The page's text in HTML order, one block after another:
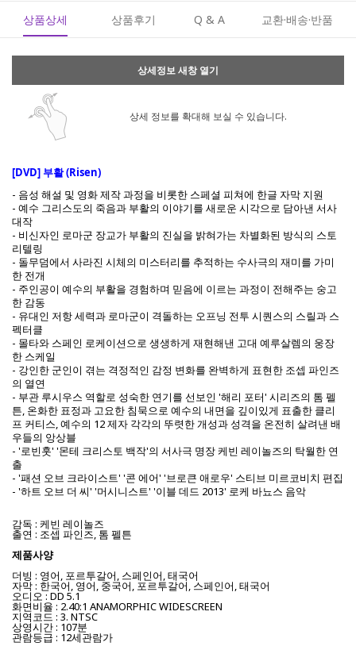
상품상세 상품후기 Q & A 교환·배송·반품
상세정보 새창 열기
상세 정보를 확대해 보실 수 있습니다.
[DVD] 부활 (Risen)
- 음성 해설 및 영화 제작 과정을 비롯한 스페셜 피쳐에 한글 자막 지원
- 예수 그리스도의 죽음과 부활의 이야기를 새로운 시각으로 담아낸 서사
대작
- 비신자인 로마군 장교가 부활의 진실을 밝혀가는 차별화된 방식의 스토
리텔링
- 돌무덤에서 사라진 시체의 미스터리를 추적하는 수사극의 재미를 가미
한 전개
- 주인공이 예수의 부활을 경험하며 믿음에 이르는 과정이 전해주는 숭고
한 감동
- 유대인 저항 세력과 로마군이 격돌하는 오프닝 전투 시퀀스의 스릴과 스
펙터클
- 몰타와 스페인 로케이션으로 생생하게 재현해낸 고대 예루살렘의 웅장
한 스케일
- 강인한 군인이 겪는 격정적인 감정 변화를 완벽하게 표현한 조셉 파인즈
의 열연
- 부관 루시우스 역할로 성숙한 연기를 선보인 '해리 포터' 시리즈의 톰 펠
튼, 온화한 표정과 고요한 침묵으로 예수의 내면을 깊이있게 표출한 클리
프 커티스, 예수의 12 제자 각각의 뚜렷한 개성과 성격을 온전히 살려낸 배
우들의 앙상블
- '로빈훗' '몬테 크리스토 백작'의 서사극 명장 케빈 레이놀즈의 탁월한 연
출
- '패션 오브 크라이스트' '콘 에어' '브로큰 애로우' 스티브 미르코비치 편집
- '하트 오브 더 씨' '머시니스트' '이블 데드 2013' 로케 바뇨스 음악
감독 : 케빈 레이놀즈
출연 : 조셉 파인즈, 톰 펠튼
제품사양
더빙 : 영어, 포르투갈어, 스페인어, 태국어
자막 : 한국어, 영어, 중국어, 포르투갈어, 스페인어, 태국어
오디오 : DD 5.1
화면비율 : 2.40:1 ANAMORPHIC WIDESCREEN
지역코드 : 3. NTSC
상영시간 : 107분
관람등급 : 12세관람가